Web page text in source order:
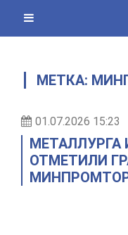
content
МЕТКА:
01.07.2026 15:23
МЕТАЛЛУРГА
ОТМЕТИЛИ